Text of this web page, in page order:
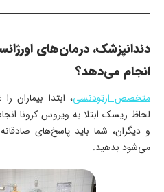
دندانپزشک، درمان‌های
انجام می‌دهد؟
متخصص ارتودنسی، ابتدا بیماران
لحاظ ریسک ابتلا به ویروس کرونا
و دیگران، شما باید پاسخ‌های
می‌شود بدهید.